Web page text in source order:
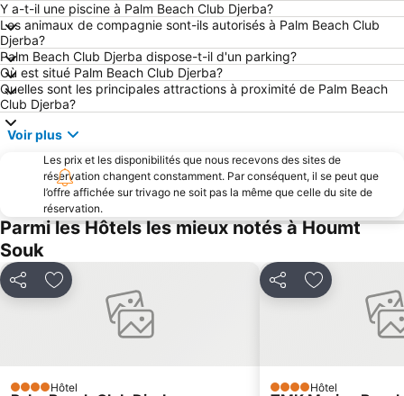
Y a-t-il une piscine à Palm Beach Club Djerba?
Les animaux de compagnie sont-ils autorisés à Palm Beach Club
Djerba?
Palm Beach Club Djerba dispose-t-il d'un parking?
Où est situé Palm Beach Club Djerba?
Quelles sont les principales attractions à proximité de Palm Beach
Club Djerba?
Voir plus
Les prix et les disponibilités que nous recevons des sites de
réservation changent constamment. Par conséquent, il se peut que
l’offre affichée sur trivago ne soit pas la même que celle du site de
réservation.
Parmi les Hôtels les mieux notés à Houmt
Souk
PartagerAjouter à mes favoris
Hôtel
PartagerAjouter à
Hôtel